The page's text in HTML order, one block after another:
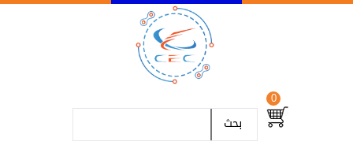
0
بحث